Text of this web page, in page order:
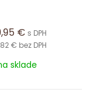
€ s DPH
€ bez DPH
sklade